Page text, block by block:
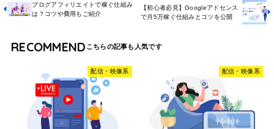
ブログアフィリエイトで稼ぐ仕組み
は？コツや費用もご紹介
【初心者必見】Googleアドセンス
で月5万稼ぐ仕組みとコツを公開
RECOMMEND
配信・映像系 配信・映像系